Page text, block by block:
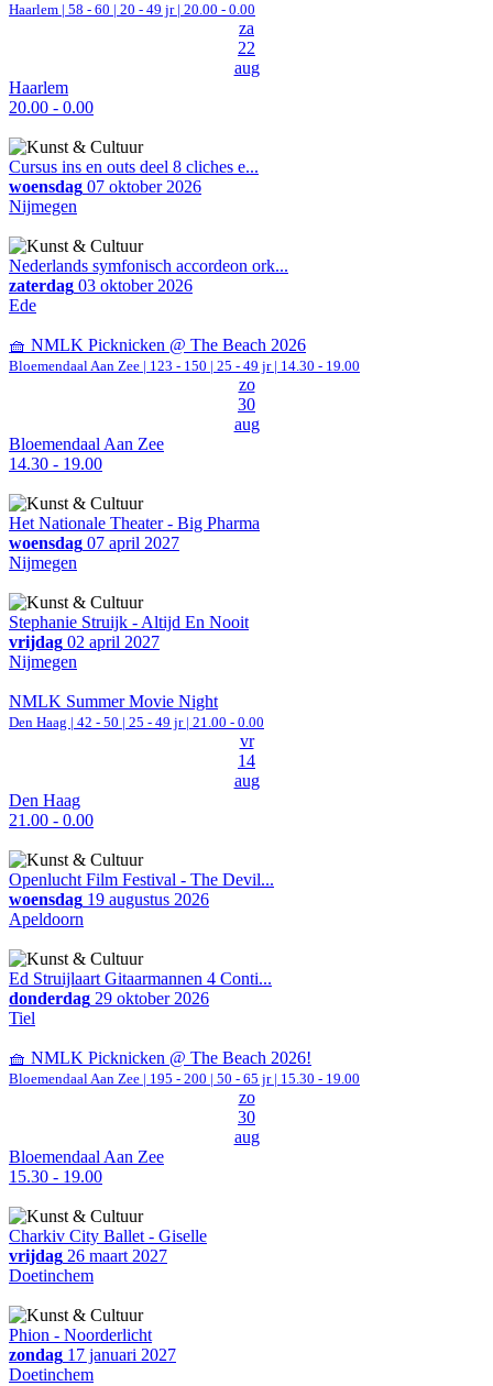
Haarlem | 58 - 60 | 20 - 49 jr | 20.00 - 0.00
za
22
aug
Haarlem
20.00 - 0.00
Cursus ins en outs deel 8 cliches e...
woensdag 07 oktober 2026
Nijmegen
Nederlands symfonisch accordeon ork...
zaterdag 03 oktober 2026
Ede
🧺 NMLK Picknicken @ The Beach 2026
Bloemendaal Aan Zee | 123 - 150 | 25 - 49 jr | 14.30 - 19.00
zo
30
aug
Bloemendaal Aan Zee
14.30 - 19.00
Het Nationale Theater - Big Pharma
woensdag 07 april 2027
Nijmegen
Stephanie Struijk - Altijd En Nooit
vrijdag 02 april 2027
Nijmegen
NMLK Summer Movie Night
Den Haag | 42 - 50 | 25 - 49 jr | 21.00 - 0.00
vr
14
aug
Den Haag
21.00 - 0.00
Openlucht Film Festival - The Devil...
woensdag 19 augustus 2026
Apeldoorn
Ed Struijlaart Gitaarmannen 4 Conti...
donderdag 29 oktober 2026
Tiel
🧺 NMLK Picknicken @ The Beach 2026!
Bloemendaal Aan Zee | 195 - 200 | 50 - 65 jr | 15.30 - 19.00
zo
30
aug
Bloemendaal Aan Zee
15.30 - 19.00
Charkiv City Ballet - Giselle
vrijdag 26 maart 2027
Doetinchem
Phion - Noorderlicht
zondag 17 januari 2027
Doetinchem